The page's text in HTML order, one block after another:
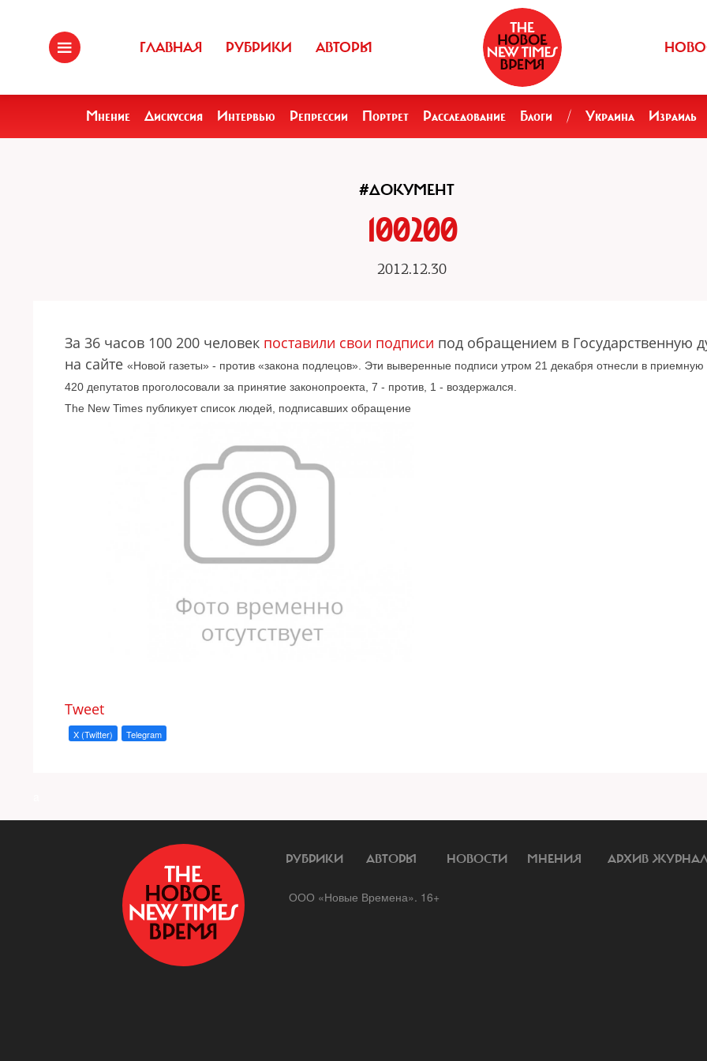
ГЛАВНАЯ РУБРИКИ АВТОРЫ
Мнение Дискуссия Интервью Репрессии Портрет Расследование Блоги / Украина Израиль
#ДОКУМЕНТ
100200
2012.12.30
За 36 часов 100 200 человек поставили свои подписи под обращением в Государственную
на сайте «Новой газеты» - против «закона подлецов». Эти выверенные подписи утром 21 декабря отнесли в приемную
420 депутатов проголосовали за принятие законопроекта, 7 - против, 1 - воздержался.
The New Times публикует список людей, подписавших обращение
Tweet
X (Twitter) Telegram
РУБРИКИ АВТОРЫ НОВОСТИ МНЕНИЯ АРХИВ
ООО «Новые Времена». 16+